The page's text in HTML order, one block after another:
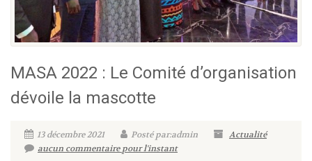
MASA 2022 : Le Comité d’organisation
dévoile la mascotte
13 décembre 2021 Posté par:admin
Actualité
aucun commentaire pour l'instant